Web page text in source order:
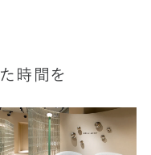
時間を